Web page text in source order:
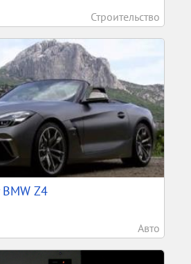
Строительство
Z4
Авто